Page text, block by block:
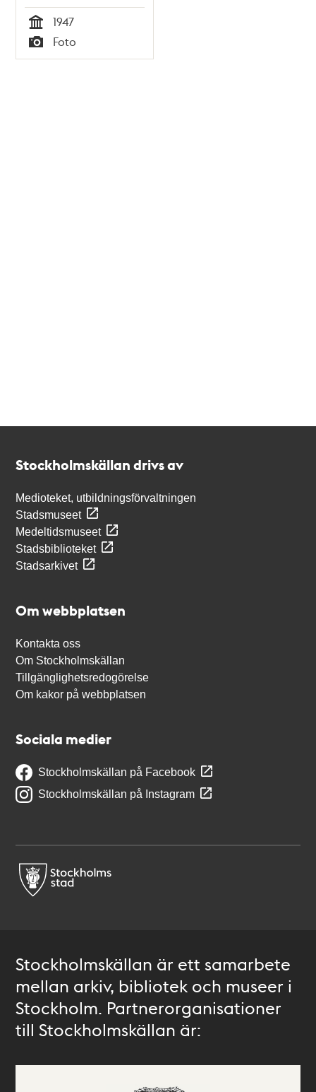
Tid
1947
Typ
Foto
Stockholmskällan drivs av
Medioteket, utbildningsförvaltningen
Stadsmuseet
Medeltidsmuseet
Stadsbiblioteket
Stadsarkivet
Om webbplatsen
Kontakta oss
Om Stockholmskällan
Tillgänglighetsredogörelse
Om kakor på webbplatsen
Sociala medier
Stockholmskällan på Facebook
Stockholmskällan på Instagram
Stockholmskällan är ett samarbete
mellan arkiv, bibliotek och museer i
Stockholm. Partnerorganisationer
till Stockholmskällan är: